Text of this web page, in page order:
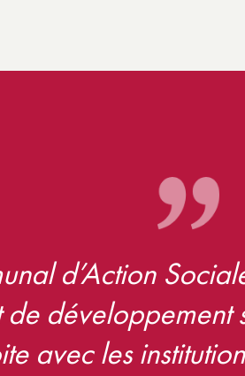
d’Action
développement
avec les